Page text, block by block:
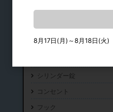
テーブル用
椅子用
シリンダー錠
コンセント
フック
8月17日(月)～8月18日(火)